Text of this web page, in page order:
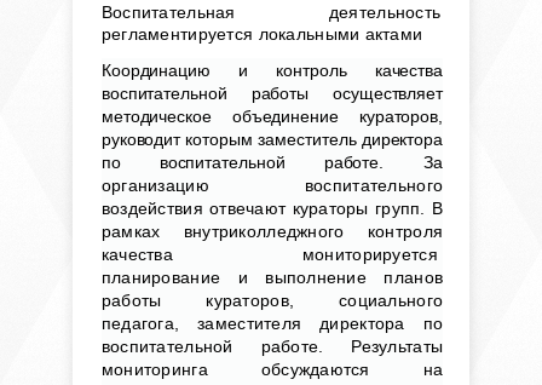
Воспитательная деятельность
регламентируется локальными актами
Координацию и контроль качества
воспитательной работы осуществляет
методическое объединение кураторов,
руководит которым заместитель директора
по воспитательной работе.
За
организацию воспитательного
воздействия отвечают кураторы групп. В
рамках внутриколледжного контроля
качества мониторируется
планирование и выполнение планов
работы кураторов, социального
педагога, заместителя директора по
воспитательной работе. Результаты
мониторинга обсуждаются на